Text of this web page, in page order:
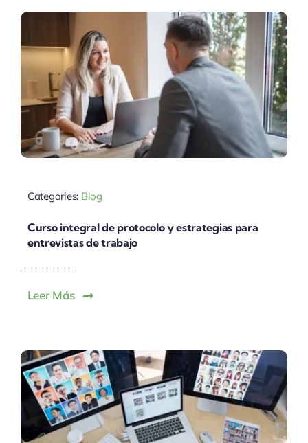
Categories: Blog
Curso integral de protocolo y estrategias para
entrevistas de trabajo
Leer Más